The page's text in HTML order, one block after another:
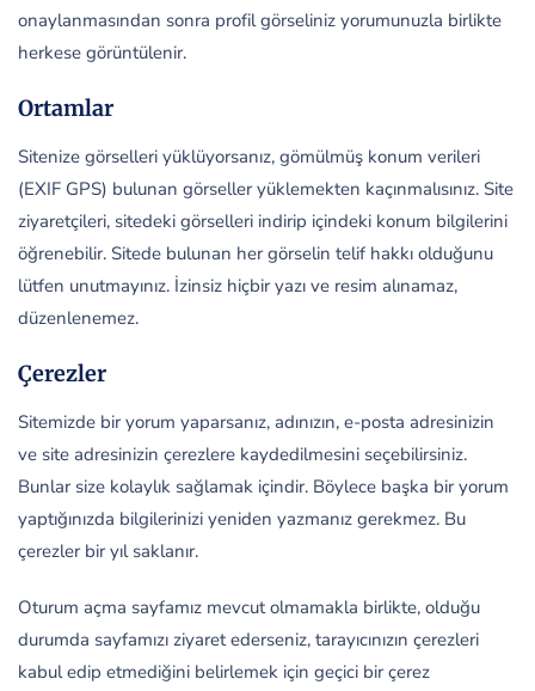
onaylanmasından sonra profil görseliniz yorumunuzla birlikte
herkese görüntülenir.
Ortamlar
Sitenize görselleri yüklüyorsanız, gömülmüş konum verileri
(EXIF GPS) bulunan görseller yüklemekten kaçınmalısınız. Site
ziyaretçileri, sitedeki görselleri indirip içindeki konum bilgilerini
öğrenebilir. Sitede bulunan her görselin telif hakkı olduğunu
lütfen unutmayınız. İzinsiz hiçbir yazı ve resim alınamaz,
düzenlenemez.
Çerezler
Sitemizde bir yorum yaparsanız, adınızın, e-posta adresinizin
ve site adresinizin çerezlere kaydedilmesini seçebilirsiniz.
Bunlar size kolaylık sağlamak içindir. Böylece başka bir yorum
yaptığınızda bilgilerinizi yeniden yazmanız gerekmez. Bu
çerezler bir yıl saklanır.
Oturum açma sayfamız mevcut olmamakla birlikte, olduğu
durumda sayfamızı ziyaret ederseniz, tarayıcınızın çerezleri
kabul edip etmediğini belirlemek için geçici bir çerez